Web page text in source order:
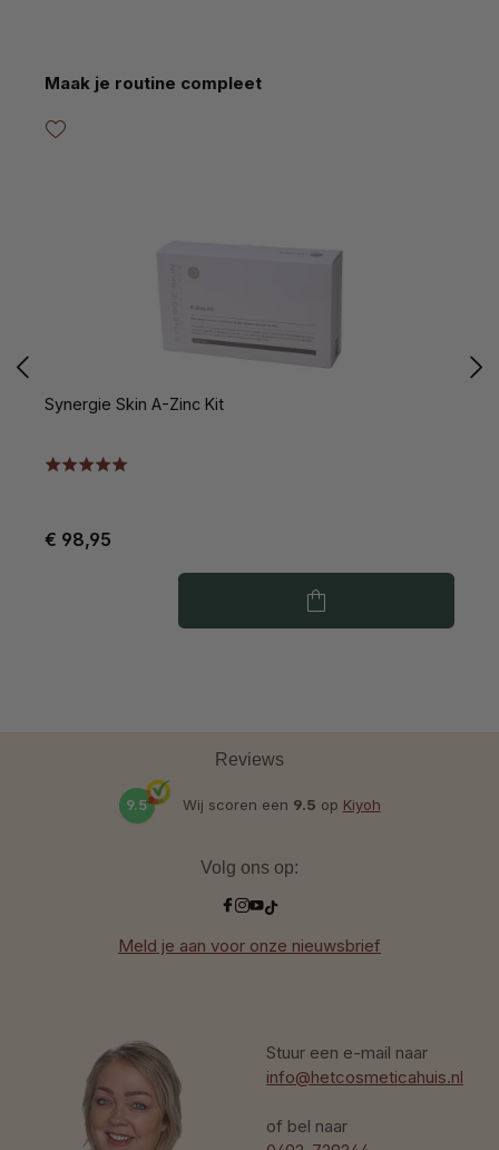
Productgalerij overslaan
Maak je routine compleet
Synergie Skin A-Zinc Kit
€ 98,95
Stuur een e-mail naar
info@hetcosmeticahuis.nl
of bel naar
Reviews
9.5 Wij scoren een 9.5 op Kiyoh
Volg ons op:
Meld je aan voor onze nieuwsbrief